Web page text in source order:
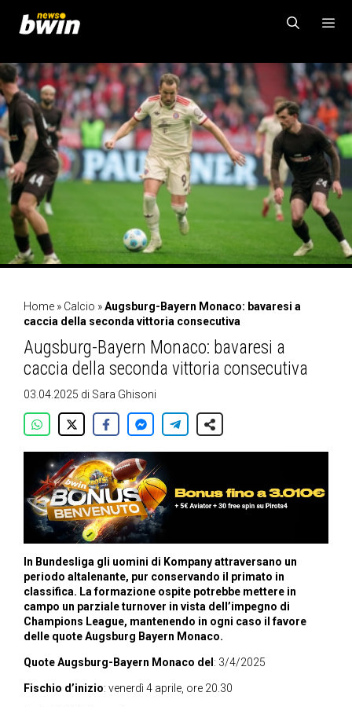
contenuto
MENU
Home » Calcio »Augsburg-Bayern Monaco: bavaresi a
caccia della seconda vittoria consecutiva
Augsburg-Bayern Monaco: bavaresi a
caccia della seconda vittoria consecutiva
03.04.2025 di Sara Ghisoni
In Bundesliga gli uomini di Kompany attraversano un
periodo altalenante, pur conservando il primato in
classifica. La formazione ospite potrebbe mettere in
campo un parziale turnover in vista dell’impegno di
Champions League, mantenendo in ogni caso il favore
delle quote Augsburg Bayern Monaco.
Quote Augsburg-Bayern Monaco del : 3/4/2025
Fischio d’inizio: venerdì 4 aprile, ore 20.30